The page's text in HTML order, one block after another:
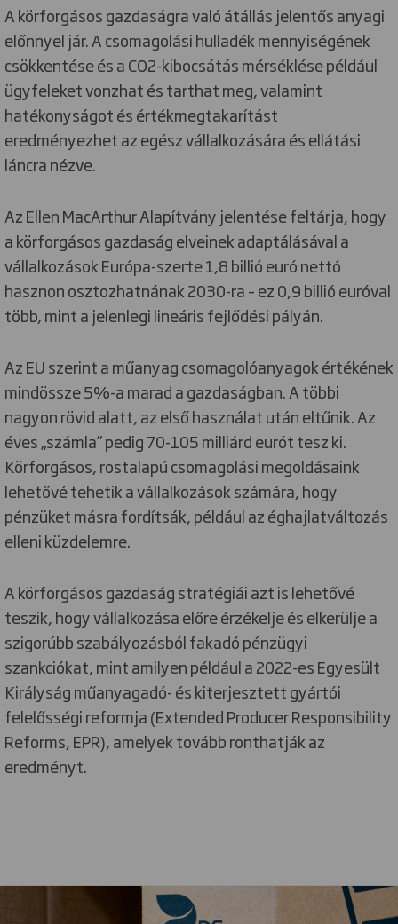
A körforgásos gazdaságra való átállás jelentős anyagi
előnnyel jár. A csomagolási hulladék mennyiségének
csökkentése és a CO2-kibocsátás mérséklése például
ügyfeleket vonzhat és tarthat meg, valamint
hatékonyságot és értékmegtakarítást
eredményezhet az egész vállalkozására és ellátási
láncra nézve.
Az Ellen MacArthur Alapítvány jelentése feltárja, hogy
a körforgásos gazdaság elveinek adaptálásával a
vállalkozások Európa-szerte 1,8 billió euró nettó
hasznon osztozhatnának 2030-ra – ez 0,9 billió euróval
több, mint a jelenlegi lineáris fejlődési pályán.
Az EU szerint a műanyag csomagolóanyagok értékének
mindössze 5%-a marad a gazdaságban. A többi
nagyon rövid alatt, az első használat után eltűnik. Az
éves „számla” pedig 70-105 milliárd eurót tesz ki.
Körforgásos, rostalapú csomagolási megoldásaink
lehetővé tehetik a vállalkozások számára, hogy
pénzüket másra fordítsák, például az éghajlatváltozás
elleni küzdelemre.
A körforgásos gazdaság stratégiái azt is lehetővé
teszik, hogy vállalkozása előre érzékelje és elkerülje a
szigorúbb szabályozásból fakadó pénzügyi
szankciókat, mint amilyen például a 2022-es Egyesült
Királyság műanyagadó- és kiterjesztett gyártói
felelősségi reformja (Extended Producer Responsibility
Reforms, EPR), amelyek tovább ronthatják az
eredményt.